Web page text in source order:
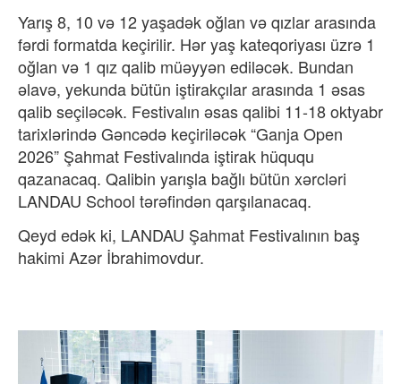
Yarış 8, 10 və 12 yaşadək oğlan və qızlar arasında
fərdi formatda keçirilir. Hər yaş kateqoriyası üzrə 1
oğlan və 1 qız qalib müəyyən ediləcək. Bundan
əlavə, yekunda bütün iştirakçılar arasında 1 əsas
qalib seçiləcək. Festivalın əsas qalibi 11-18 oktyabr
tarixlərində Gəncədə keçiriləcək “Ganja Open
2026” Şahmat Festivalında iştirak hüququ
qazanacaq. Qalibin yarışla bağlı bütün xərcləri
LANDAU School tərəfindən qarşılanacaq.
Qeyd edək ki, LANDAU Şahmat Festivalının baş
hakimi Azər İbrahimovdur.